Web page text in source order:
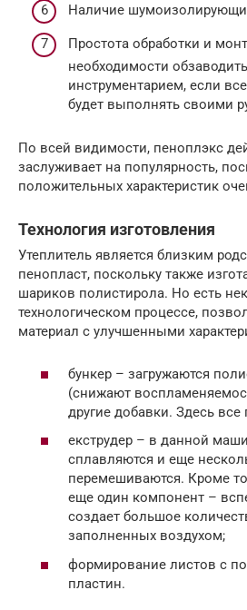
Наличие
Простота обработки и
необходимости
инструментарием, если
будет выполнять своими
По всей видимости, пеноплэкс
заслуживает на популярность,
положительных характеристик
Технология изготовления
Утеплитель является близким
пенопласт, поскольку также
шариков полистирола. Но есть
технологическом процессе,
материал с улучшенными
бункер – загружаются
(снижают
другие добавки. Здесь
екструдер – в данной
сплавляются и еще
перемешиваются. Кроме
еще один компонент –
создает большое
заполненных воздухом;
формирование листов с
пластин.